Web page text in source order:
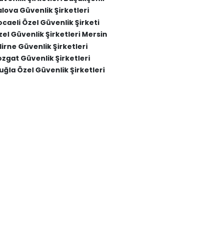
Güvenlik Şirketleri
Özel Güvenlik Şirketi
Güvenlik Şirketleri Mersin
Güvenlik Şirketleri
Güvenlik Şirketleri
Özel Güvenlik Şirketleri